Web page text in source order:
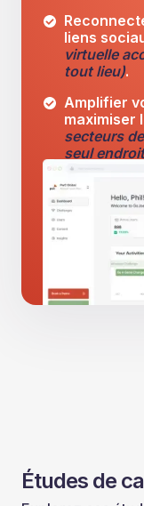
liens
virtuelle
tout lieu).
Amplifier
maximiser
secteurs
seul
Tous vos
être en un
plateforme
Études de